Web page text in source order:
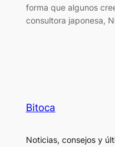
forma que algunos
consultora japonesa,
Bitoca
Noticias, consejos y